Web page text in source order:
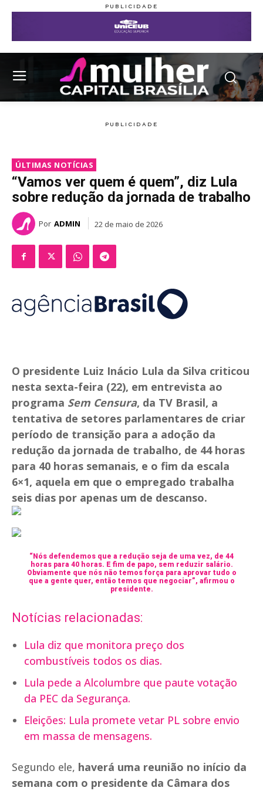
ÚLTIMAS NOTÍCIAS
“Vamos ver quem é quem”, diz Lula
sobre redução da jornada de trabalho
Por ADMIN 22 de maio de 2026
O presidente Luiz Inácio Lula da Silva criticou
nesta sexta-feira (22), em entrevista ao
programa Sem Censura, da TV Brasil, a
tentativa de setores parlamentares de criar
período de transição para a adoção da
redução da jornada de trabalho, de 44 horas
para 40 horas semanais, e o fim da escala
6×1, aquela em que o empregado trabalha
seis dias por apenas um de descanso.
“Nós defendemos que a redução seja de uma vez, de 44
horas para 40 horas. E fim de papo, sem reduzir salário.
Obviamente que nós não temos força para aprovar tudo o
que a gente quer, então temos que negociar”, afirmou o
presidente.
Notícias relacionadas:
Lula diz que monitora preço dos
combustíveis todos os dias.
Lula pede a Alcolumbre que paute votação
da PEC da Segurança.
Eleições: Lula promete vetar PL sobre envio
em massa de mensagens.
Segundo ele, haverá uma reunião no início da
semana com o presidente da Câmara dos